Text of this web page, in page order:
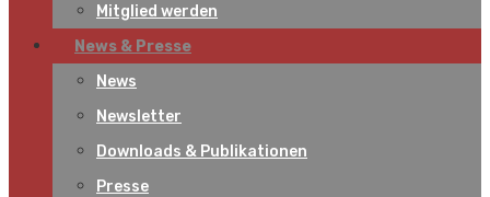
Mitglied werden
News & Presse
News
Newsletter
Downloads & Publikationen
Presse